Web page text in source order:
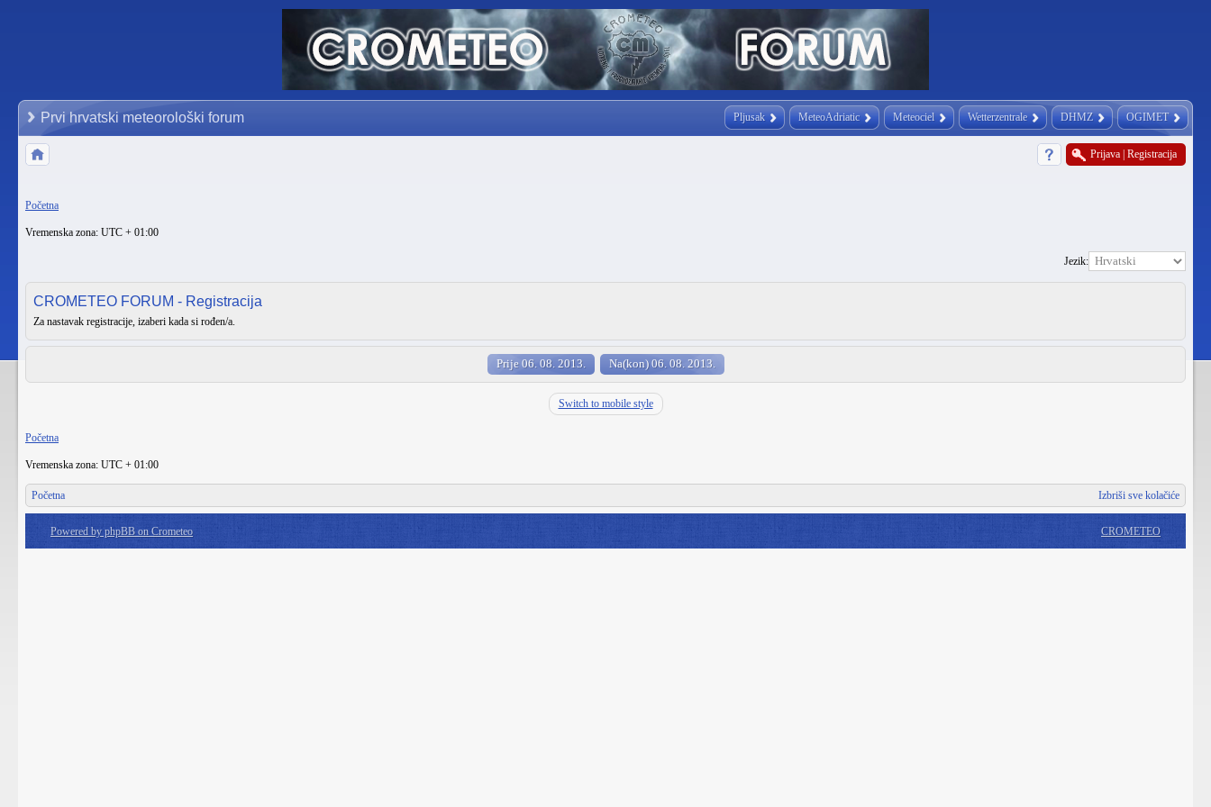
Pljusak MeteoAdriatic Meteociel Wetterzentrale DHMZ OGIMET
Prvi hrvatski meteorološki forum
Prijava Registracija
Početna
Vremenska zona: UTC + 01:00
Jezik:
CROMETEO FORUM - Registracija
Za nastavak registracije, izaberi kada si rođen/a.
Prije 06. 08. 2013. Na(kon) 06. 08. 2013.
Switch to mobile style
Početna
Vremenska zona: UTC + 01:00
Početna Izbriši sve kolačiće
Powered by phpBB on Crometeo CROMETEO